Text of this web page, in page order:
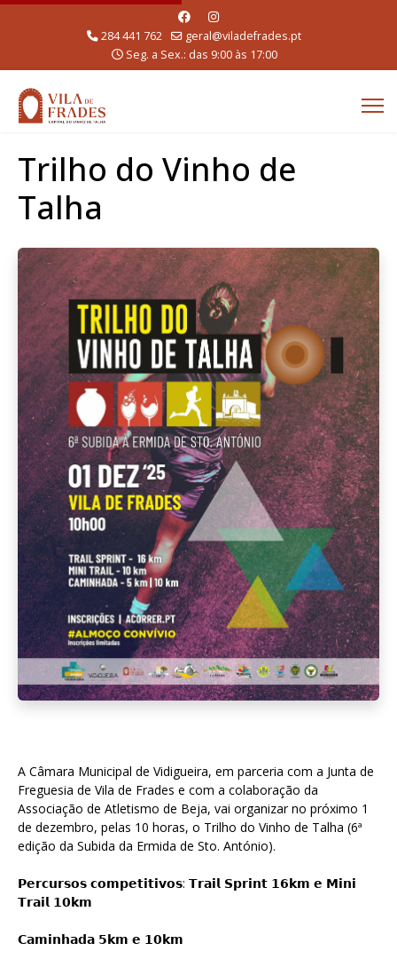
284 441 762
geral@viladefrades.pt
Seg. a Sex.: das 9:00 às 17:00
Trilho do Vinho de
Talha
A Câmara Municipal de Vidigueira, em parceria com a Junta de
Freguesia de Vila de Frades e com a colaboração da
Associação de Atletismo de Beja, vai organizar no próximo 1
de dezembro, pelas 10 horas, o Trilho do Vinho de Talha (6ª
edição da Subida da Ermida de Sto. António).
𝗣𝗲𝗿𝗰𝘂𝗿𝘀𝗼𝘀 𝗰𝗼𝗺𝗽𝗲𝘁𝗶𝘁𝗶𝘃𝗼𝘀: 𝗧𝗿𝗮𝗶𝗹 𝗦𝗽𝗿𝗶𝗻𝘁 𝟭𝟲𝗸𝗺 𝗲 𝗠𝗶𝗻𝗶
𝗧𝗿𝗮𝗶𝗹 𝟭𝟬𝗸𝗺
𝗖𝗮𝗺𝗶𝗻𝗵𝗮𝗱𝗮 𝟱𝗸𝗺 𝗲 𝟭𝟬𝗸𝗺